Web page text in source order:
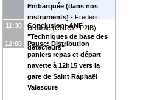
Embarquée (dans nos
instruments) - Frederic
Druillole (CNRS-LP2IB)
11:30
Conclusion: ANF
"Techniques de base des
détecteurs"
12:00
Pause: Distribution
paniers repas et départ
navette à 12h15 vers la
gare de Saint Raphaël
Valescure